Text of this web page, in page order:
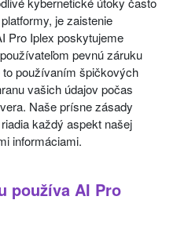
je zaistenie
Pro Iplex poskytujeme
pevnú záruku
používaním špičkových
vašich údajov počas
Naše prísne zásady
každý aspekt našej
informáciami.
používa AI Pro